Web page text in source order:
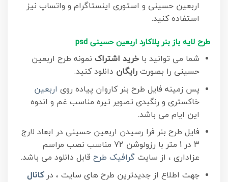
اربعین حسینی و استوری اینستاگرام و واتساپ نیز
استفاده کنید.
طرح لایه باز بنر پلاکارد اربعین حسینی psd
شما می توانید با خرید اشتراکنمونه طرح اربعین
حسینی را بصورت رایگان دانلود کنید.
پس زمینه فایل طرح بنر کاروان پیاده روی اربعین
خاکستری و رنگبدی تصویر تیره مناسب غم و اندوه
این ایام می باشد.
فایل طرح بنر فرا رسیدن اربعین حسینی در ابعاد لارج
3 در 1 متر با رزولوشن 72 مناسب نصب مراسم
عزاداری ، از سایت گرافیک طرحقابل دانلود می باشد.
جهت اطلاع از جدیدترین طرح های سایت ، درکانال